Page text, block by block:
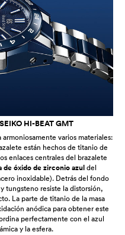
HI-BEAT GMT
varios materiales:
están hechos de titanio de
enlaces centrales del brazalete
de óxido de zirconio azuldel
inoxidable). Detrás del fondo
tungsteno resiste la distorsión,
La parte de titanio de la masa
anódica para obtener este
perfectamente con el azul
y la esfera.